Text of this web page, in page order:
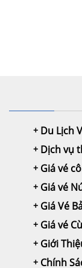
Du Lịch
Dịch vụ
Giá vé
Giá vé
Giá Vé
Giá vé
Giới
Chính